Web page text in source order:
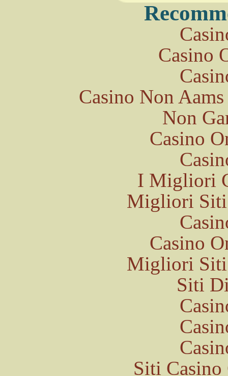
Casino
Casino Non
Non
Casino
I Migliori
Migliori Siti
Casino
Migliori Siti
Siti
Siti